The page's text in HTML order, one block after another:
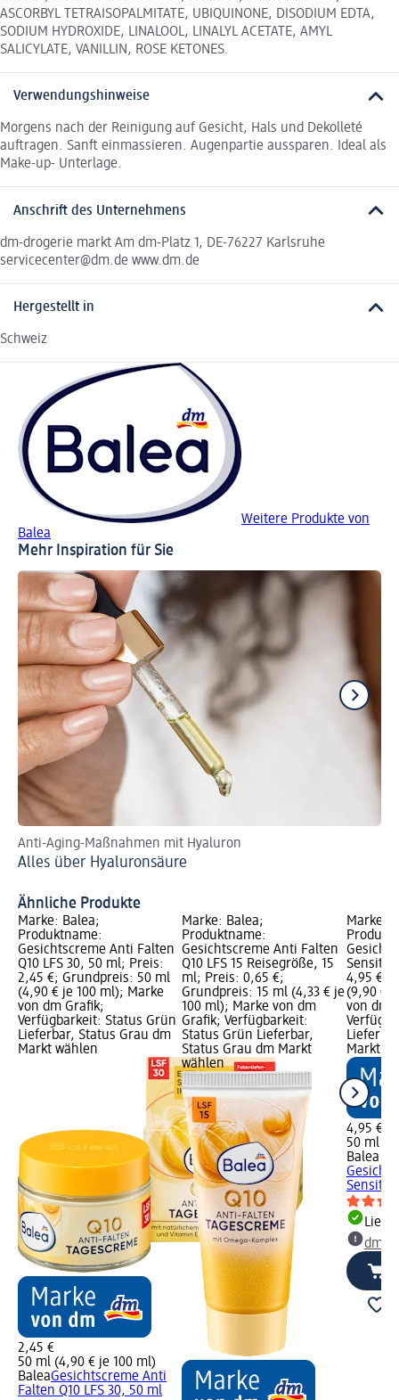
ASCORBYL TETRAISOPALMITATE, UBIQUINONE, DISODIUM EDTA,
SODIUM HYDROXIDE, LINALOOL, LINALYL ACETATE, AMYL
SALICYLATE, VANILLIN, ROSE KETONES.
Verwendungshinweise
Morgens nach der Reinigung auf Gesicht, Hals und Dekolleté
auftragen. Sanft einmassieren. Augenpartie aussparen. Ideal als
Make-up- Unterlage.
Anschrift des Unternehmens
dm-drogerie markt Am dm-Platz 1, DE-76227 Karlsruhe
servicecenter@dm.de www.dm.de
Hergestellt in
Schweiz
Weitere Produkte von
Balea
Mehr Inspiration für Sie
Anti-Aging-Maßnahmen mit Hyaluron
Alles über Hyaluronsäure
Ähnliche Produkte
Marke: Balea;
Produktname:
Gesichtscreme Anti Falten
Q10 LFS 30, 50 ml; Preis:
2,45 €; Grundpreis: 50 ml
(4,90 € je 100 ml); Marke
von dm Grafik;
Verfügbarkeit: Status Grün
Lieferbar, Status Grau dm
Markt wählen
2,45 €
50 ml (4,90 € je 100 ml)
BaleaGesichtscreme Anti
Falten Q10 LFS 30, 50 ml
Marke: Balea;
Produktname:
Gesichtscreme Anti Falten
Q10 LFS 15 Reisegröße, 15
ml; Preis: 0,65 €;
Grundpreis: 15 ml (4,33 € je
100 ml); Marke von dm
Grafik; Verfügbarkeit:
Status Grün Lieferbar,
Status Grau dm Markt
wählen
Marke:
4,95 €;
(9,90 €
von dm
Markt
4,95 €
50 ml
Balea
dm